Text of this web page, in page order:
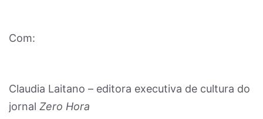
Com:
Claudia Laitano – editora executiva de cultura do
jornal Zero Hora